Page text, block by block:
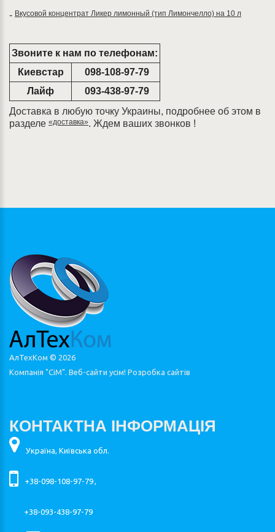
- Вкусовой концентрат Ликер лимонный (тип Лимончелло) на 10 л
Звоните к нам по телефонам:
Киевстар
098-108-97-79
Лайф
093-438-97-79
Доставка в любую точку Украины, подробнее об этом в
разделе «доставка». Ждем ваших звонков !
АлТехКом © 2026
Компанія "СіМ". Веб-сайти усім! Розробка сайтів
КОНТАКТНА ІНФОРМАЦІЯ
Україна, Київська обл.
+38-098-108-97-79,
+38-093-438-97-79